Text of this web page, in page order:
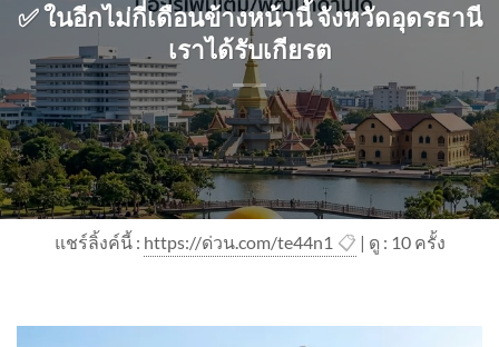
✅ ในอีกไม่กี่เดือนข้างหน้านี้ จังหวัดอุดรธานี
เราได้รับเกียรต
แชร์ลิ้งค์นี้ : https://ด่วน.com/te44n1 📋 | ดู : 10ครั้ง